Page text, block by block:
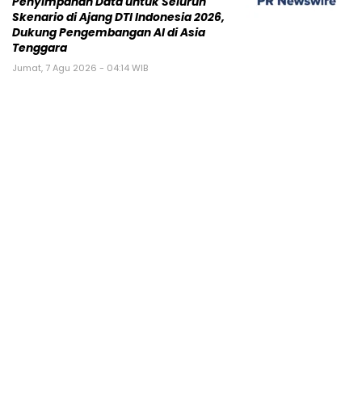
Skenario di Ajang DTI Indonesia 2026,
Dukung Pengembangan AI di Asia
Tenggara
Jumat, 7 Agu 2026 - 04:14 WIB